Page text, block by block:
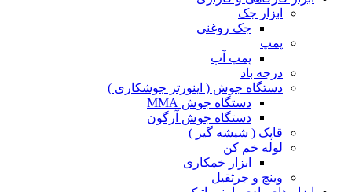
ابزار جک
جک روغنی
پمپ
پمپ آب
درجه باد
دستگاه جوش ( اینورتر جوشکاری )
دستگاه جوش MMA
دستگاه جوش آرگون
قاپک ( شیشه گیر )
لوله خم کن
ابزار خمکاری
وینچ و جرثقیل